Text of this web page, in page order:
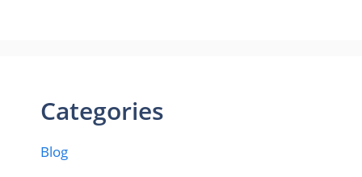
Categories
Blog